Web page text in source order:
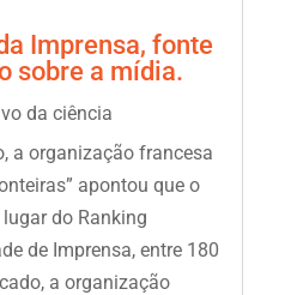
Imprensa, fonte
sobre a mídia.
da ciência
a organização francesa
apontou que o
do Ranking
de Imprensa, entre 180
a organização